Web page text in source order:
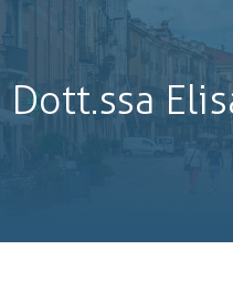
Dott.ssa